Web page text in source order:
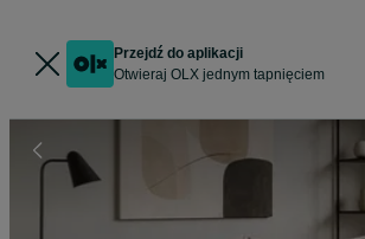
Przejdź do aplikacji
Otwieraj OLX jednym tapnięciem